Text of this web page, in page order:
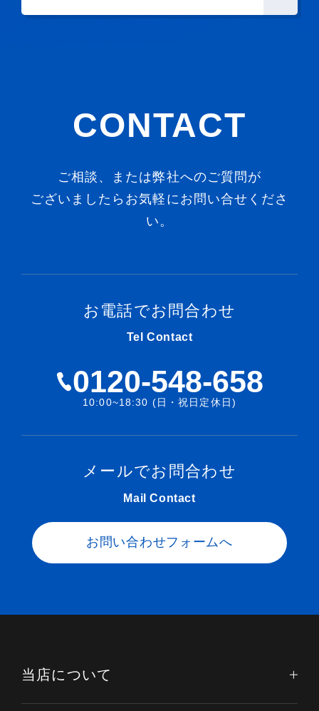
CONTACT
ご相談、または弊社へのご質問が
ございましたらお気軽にお問い合せくださ
い。
お電話でお問合わせ
Tel Contact
0120-548-658
10:00~18:30 (日・祝日定休日)
メールでお問合わせ
Mail Contact
お問い合わせフォームへ
当店について